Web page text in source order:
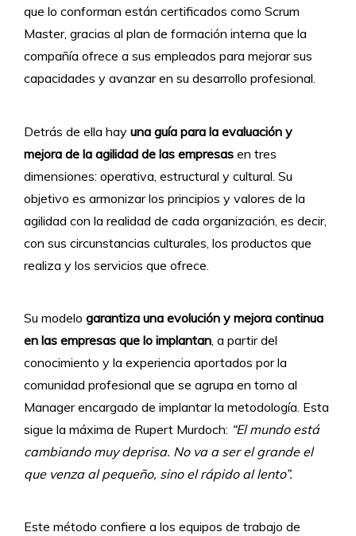
que lo conforman están certificados como Scrum
Master, gracias al plan de formación interna que la
compañía ofrece a sus empleados para mejorar sus
capacidades y avanzar en su desarrollo profesional.
Detrás de ella hay una guía para la evaluación y
mejora de la agilidad de las empresas en tres
dimensiones: operativa, estructural y cultural. Su
objetivo es armonizar los principios y valores de la
agilidad con la realidad de cada organización, es decir,
con sus circunstancias culturales, los productos que
realiza y los servicios que ofrece.
Su modelo garantiza una evolución y mejora continua
en las empresas que lo implantan , a partir del
conocimiento y la experiencia aportados por la
comunidad profesional que se agrupa en torno al
Manager encargado de implantar la metodología. Esta
sigue la máxima de Rupert Murdoch: “El mundo está
cambiando muy deprisa. No va a ser el grande el
que venza al pequeño, sino el rápido al lento”.
Este método confiere a los equipos de trabajo de